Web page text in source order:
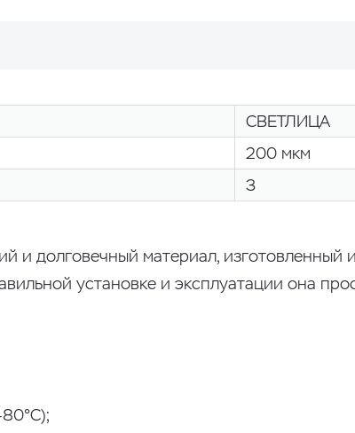
СВЕТЛИЦА
200 мкм
3
и долговечный материал, изготовленный
установке и эксплуатации она